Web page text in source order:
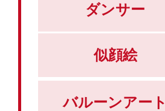
ダンサー
似顔絵
バルーンアート